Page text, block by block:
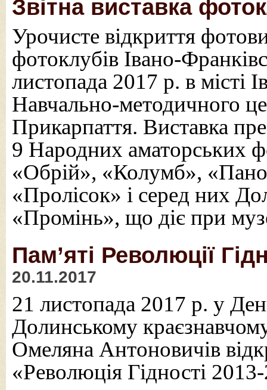
Звітна виставка
Урочисте відкриття
фотоклубів Івано-
листопада 2017 р. в місті
Навчально-методичного
Прикарпаття. Виставка
9 Народних аматорських
«Обрій», «Колумб»,
«Пролісок» і серед них
«Промінь», що діє при
Пам’яті Революції
20.11.2017
21 листопада 2017 р. у
Долинському
Омеляна Антоновичів
«Революція Гідності